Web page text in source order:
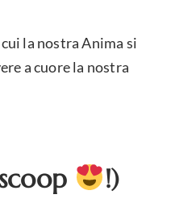
la nostra Anima si
a cuore la nostra
!)